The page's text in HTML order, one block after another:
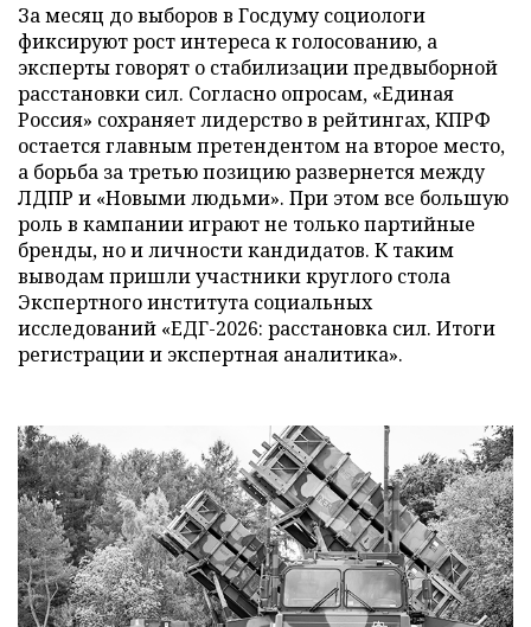
За месяц до выборов в Госдуму социологи
фиксируют рост интереса к голосованию, а
эксперты говорят о стабилизации предвыборной
расстановки сил. Согласно опросам, «Единая
Россия» сохраняет лидерство в рейтингах, КПРФ
остается главным претендентом на второе место,
а борьба за третью позицию развернется между
ЛДПР и «Новыми людьми». При этом все большую
роль в кампании играют не только партийные
бренды, но и личности кандидатов. К таким
выводам пришли участники круглого стола
Экспертного института социальных
исследований «ЕДГ-2026: расстановка сил. Итоги
регистрации и экспертная аналитика».